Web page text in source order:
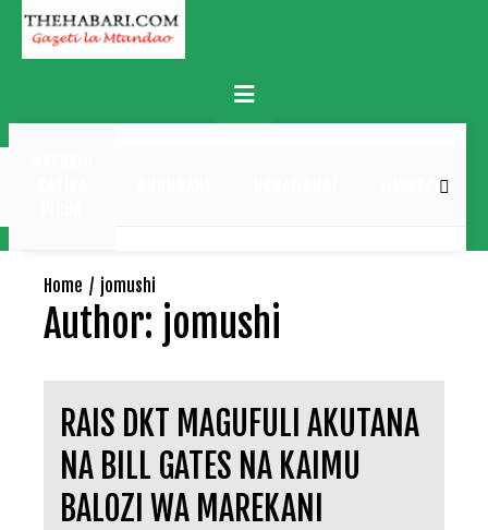
Skip
content
Primary
Menu
MICHEZO
Home jomushi
Author: jomushi
RAIS DKT MAGUFULI AKUTANA
NA BILL GATES NA KAIMU
BALOZI WA MAREKANI